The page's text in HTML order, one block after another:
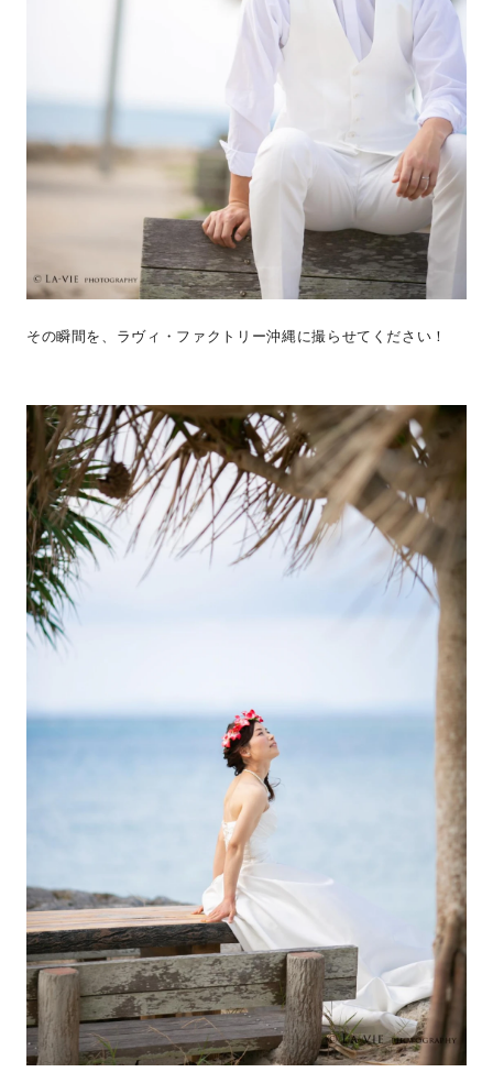
その瞬間を、ラヴィ・ファクトリー沖縄に撮らせてください！